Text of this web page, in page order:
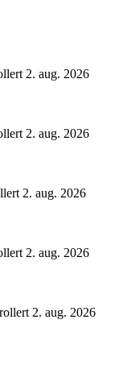
2. aug. 2026
2. aug. 2026
2. aug. 2026
2. aug. 2026
2. aug. 2026